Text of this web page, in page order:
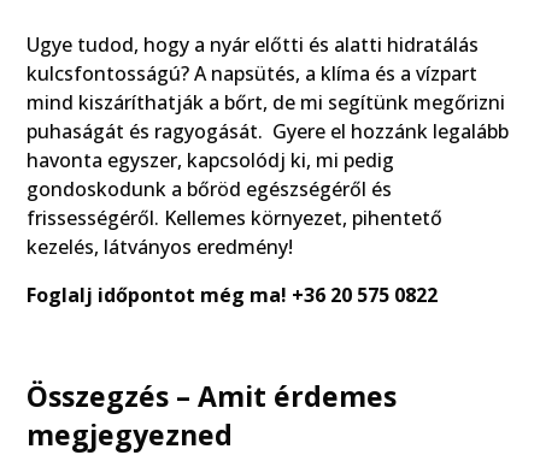
Ugye tudod, hogy a nyár előtti és alatti hidratálás
kulcsfontosságú? A napsütés, a klíma és a vízpart
mind kiszáríthatják a bőrt, de mi segítünk megőrizni
puhaságát és ragyogását. Gyere el hozzánk legalább
havonta egyszer, kapcsolódj ki, mi pedig
gondoskodunk a bőröd egészségéről és
frissességéről. Kellemes környezet, pihentető
kezelés, látványos eredmény!
Foglalj időpontot még ma! +36 20 575 0822
Összegzés – Amit érdemes
megjegyezned